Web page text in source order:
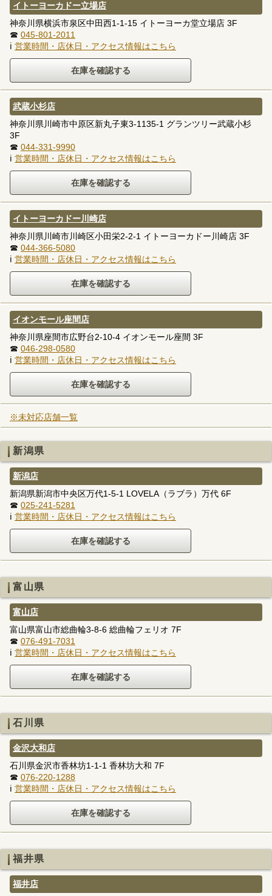
イトーヨーカドー立場店
神奈川県横浜市泉区中田西1-1-15 イトーヨーカ堂立場店 3F
☎ 045-801-2011
ℹ 営業時間・店休日・アクセス情報はこちら
武蔵小杉店
神奈川県川崎市中原区新丸子東3-1135-1 グランツリー武蔵小杉
3F
☎ 044-331-9990
ℹ 営業時間・店休日・アクセス情報はこちら
イトーヨーカドー川崎店
神奈川県川崎市川崎区小田栄2-2-1 イトーヨーカドー川崎店 3F
☎ 044-366-5080
ℹ 営業時間・店休日・アクセス情報はこちら
イオンモール座間店
神奈川県座間市広野台2-10-4 イオンモール座間 3F
☎ 046-298-0580
ℹ 営業時間・店休日・アクセス情報はこちら
※未対応店舗一覧
新潟県
新潟店
新潟県新潟市中央区万代1-5-1 LOVELA（ラブラ）万代 6F
☎ 025-241-5281
ℹ 営業時間・店休日・アクセス情報はこちら
富山県
富山店
富山県富山市総曲輪3-8-6 総曲輪フェリオ 7F
☎ 076-491-7031
ℹ 営業時間・店休日・アクセス情報はこちら
石川県
金沢大和店
石川県金沢市香林坊1-1-1 香林坊大和 7F
☎ 076-220-1288
ℹ 営業時間・店休日・アクセス情報はこちら
福井県
福井店